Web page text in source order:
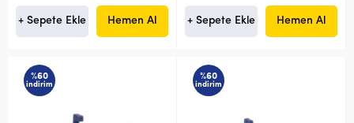
+ Sepete Ekle Hemen Al + Sepete Ekle Hemen Al
%60
indirim
%60
indirim